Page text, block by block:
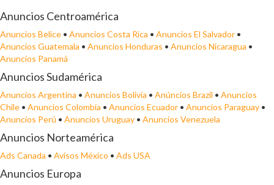
Anuncios Centroamérica
Anuncios Belice • Anuncios Costa Rica • Anuncios El Salvador •
Anuncios Guatemala • Anuncios Honduras • Anuncios Nicaragua •
Anuncios Panamá
Anuncios Sudamérica
Anuncios Argentina • Anuncios Bolivia • Anúncios Brazil • Anuncios
Chile • Anuncios Colombia • Anuncios Ecuador • Anuncios Paraguay •
Anuncios Perú • Anuncios Uruguay • Anuncios Venezuela
Anuncios Norteamérica
Ads Canada • Avisos México • Ads USA
Anuncios Europa